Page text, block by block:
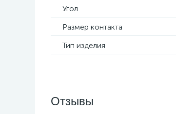
Угол
Размер контакта
Тип изделия
Отзывы